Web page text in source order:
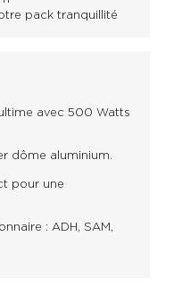
pack tranquillité
avec 500 Watts
dôme aluminium.
pour une
: ADH, SAM,